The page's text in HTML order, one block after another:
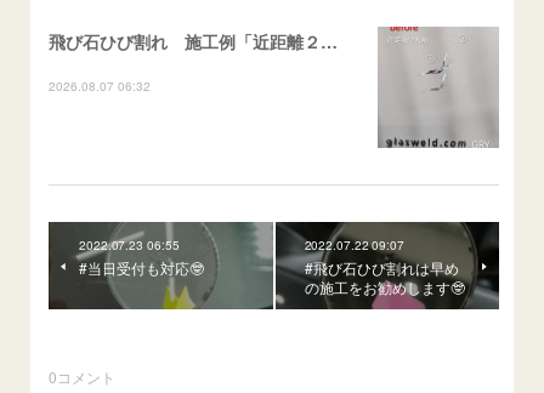
飛び石ひび割れ 施工例「近距離２箇所・パーシャル系+ストレート系」CX-8
2026.08.07 06:32
2022.07.23 06:55
#当日受付も対応🤓
2022.07.22 09:07
#飛び石ひび割れは早め
の施工をお勧めします🤓
0コメント